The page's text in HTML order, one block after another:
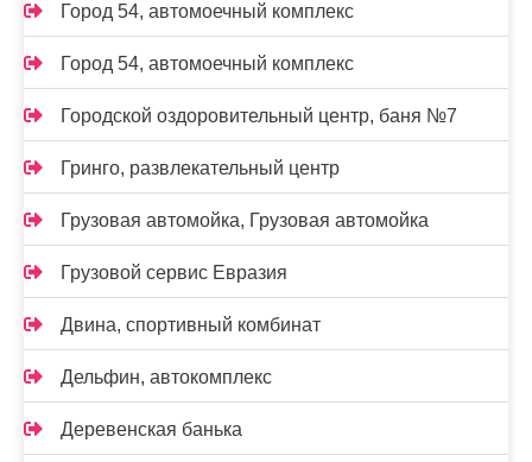
Город 54, автомоечный комплекс
Город 54, автомоечный комплекс
Городской оздоровительный центр, баня №7
Гринго, развлекательный центр
Грузовая автомойка, Грузовая автомойка
Грузовой сервис Евразия
Двина, спортивный комбинат
Дельфин, автокомплекс
Деревенская банька